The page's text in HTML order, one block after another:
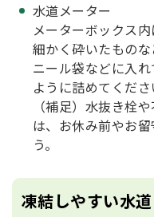
水道メーター
メーターボックス
細かく砕いたもの
ニール袋などに入
ように詰めてくださ
（補足）水抜き栓
は、お休み前やお
う。
凍結しやすい水道